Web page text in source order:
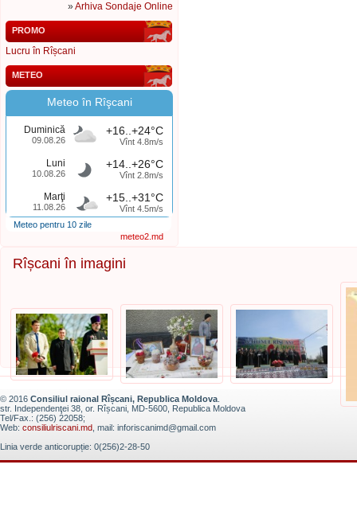
»Arhiva Sondaje Online
PROMO
Lucru în Rîșcani
METEO
Meteo în Rîşcani
Duminică
09.08.26
+16..+24°C
Vînt 4.8m/s
Luni
10.08.26
+14..+26°C
Vînt 2.8m/s
Marţi
11.08.26
+15..+31°C
Vînt 4.5m/s
Meteo pentru 10 zile
meteo2.md
Rîșcani în imagini
© 2016 Consiliul raional Rîșcani, Republica Moldova
str. Independenţei 38, or. Rîșcani, MD-5600, Republica Moldova
Tel/Fax.: (256) 22058;
Web: consiliulriscani.md , mail: inforiscanimd@gmail.com
Linia verde anticorupție: 0(256)2-28-50